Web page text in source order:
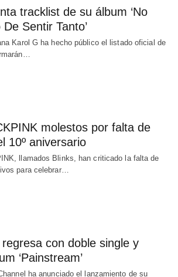
tracklist de su álbum ‘No
Sentir Tanto’
Karol G ha hecho público el listado oficial de
molestos por falta de
10º aniversario
llamados Blinks, han criticado la falta de
para celebrar…
con doble single y
‘Painstream’
ha anunciado el lanzamiento de su